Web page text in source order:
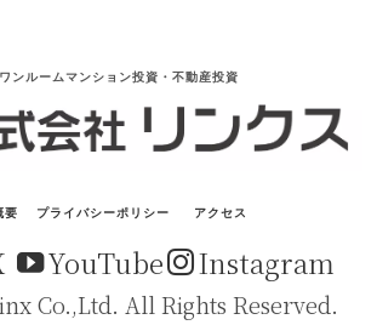
ンルームマンション投資・不動産投資
要 プライバシーポリシー アクセス
YouTube Instagram
Co.,Ltd. All Rights Reserved.